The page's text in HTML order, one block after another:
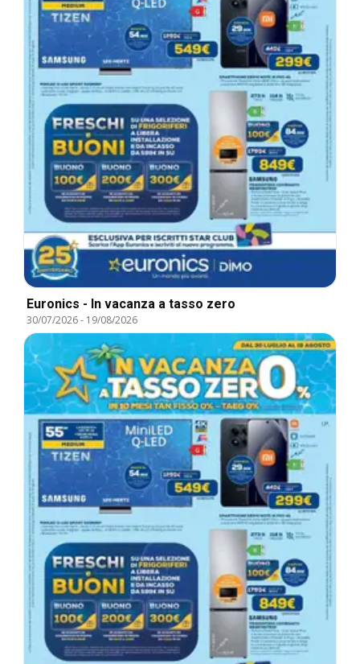
Euronics - In vacanza a tasso zero
30/07/2026- 19/08/2026